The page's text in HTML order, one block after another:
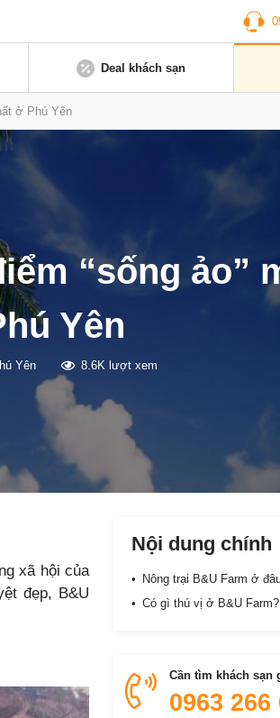
Deal khách sạn
ở Phú Yên
“sống ảo”
Yên
Yên 8.6K lượt xem
xã hội của
đẹp, B&U
Nội dung chính
Nông trại B&U Farm ở
Có gì thú vị ở B&U Farm?
Cần tìm khách sạn
0963 266